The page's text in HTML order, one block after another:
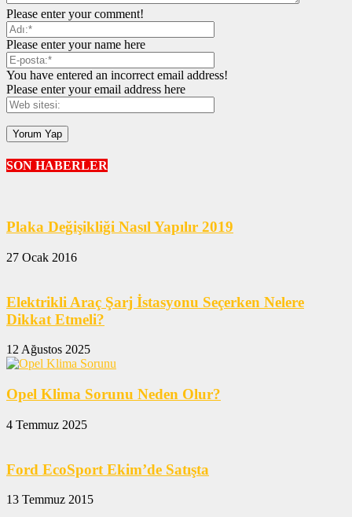
Please enter your comment!
Please enter your name here
You have entered an incorrect email address!
Please enter your email address here
SON HABERLER
Plaka Değişikliği Nasıl Yapılır 2019
27 Ocak 2016
Elektrikli Araç Şarj İstasyonu Seçerken Nelere
Dikkat Etmeli?
12 Ağustos 2025
Opel Klima Sorunu Neden Olur?
4 Temmuz 2025
Ford EcoSport Ekim’de Satışta
13 Temmuz 2015